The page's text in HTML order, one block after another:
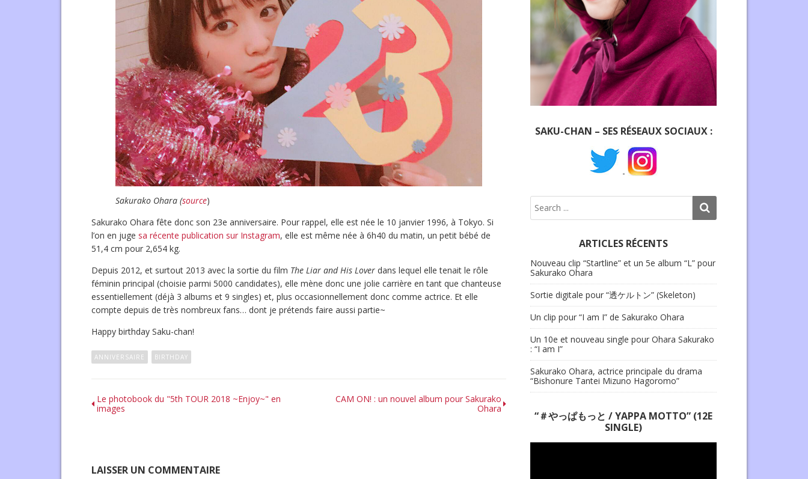
Sakurako Ohara (source)
Sakurako Ohara fête donc son 23e anniversaire. Pour rappel, elle est née le 10 janvier 1996, à Tokyo. Si
l’on en juge sa récente publication sur Instagram, elle est même née à 6h40 du matin, un petit bébé de
51,4 cm pour 2,654 kg.
Depuis 2012, et surtout 2013 avec la sortie du film The Liar and His Lover dans lequel elle tenait le rôle
féminin principal (choisie parmi 5000 candidates), elle mène donc une jolie carrière en tant que chanteuse
essentiellement (déjà 3 albums et 9 singles) et, plus occasionnellement donc comme actrice. Et elle
compte depuis de très nombreux fans… dont je prétends faire aussi partie~
Happy birthday Saku-chan!
ANNIVERSAIRE BIRTHDAY
Le photobook du "5th TOUR 2018 ~Enjoy~" en
images
CAM ON! : un nouvel album pour Sakurako
Ohara
LAISSER UN COMMENTAIRE
SAKU-CHAN – SES RÉSEAUX SOCIAUX :
-
ARTICLES RÉCENTS
Nouveau clip “Startline” et un 5e album “L” pour
Sakurako Ohara
Sortie digitale pour “透ケルトン” (Skeleton)
Un clip pour “I am I” de Sakurako Ohara
Un 10e et nouveau single pour Ohara Sakurako
: “I am I”
Sakurako Ohara, actrice principale du drama
“Bishonure Tantei Mizuno Hagoromo”
“＃やっぱもっと / YAPPA MOTTO” (12E
SINGLE)
Lecteur